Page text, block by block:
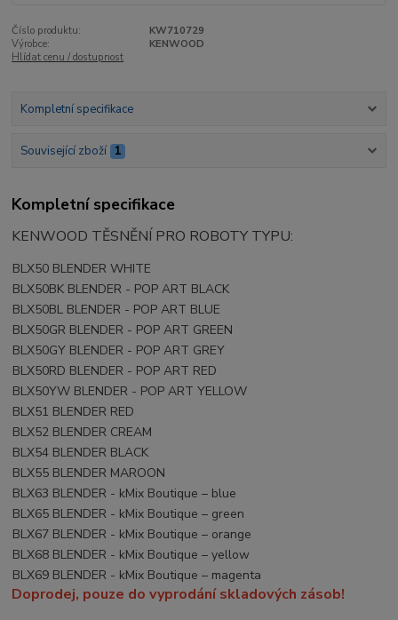
Číslo produktu:
KW710729
Výrobce:
KENWOOD
Hlídat cenu / dostupnost
Kompletní specifikace
Související zboží 1
Kompletní specifikace
KENWOOD TĚSNĚNÍ PRO ROBOTY TYPU:
BLX50 BLENDER WHITE
BLX50BK BLENDER - POP ART BLACK
BLX50BL BLENDER - POP ART BLUE
BLX50GR BLENDER - POP ART GREEN
BLX50GY BLENDER - POP ART GREY
BLX50RD BLENDER - POP ART RED
BLX50YW BLENDER - POP ART YELLOW
BLX51 BLENDER RED
BLX52 BLENDER CREAM
BLX54 BLENDER BLACK
BLX55 BLENDER MAROON
BLX63 BLENDER - kMix Boutique – blue
BLX65 BLENDER - kMix Boutique – green
BLX67 BLENDER - kMix Boutique – orange
BLX68 BLENDER - kMix Boutique – yellow
BLX69 BLENDER - kMix Boutique – magenta
Doprodej, pouze do vyprodání skladových zásob!